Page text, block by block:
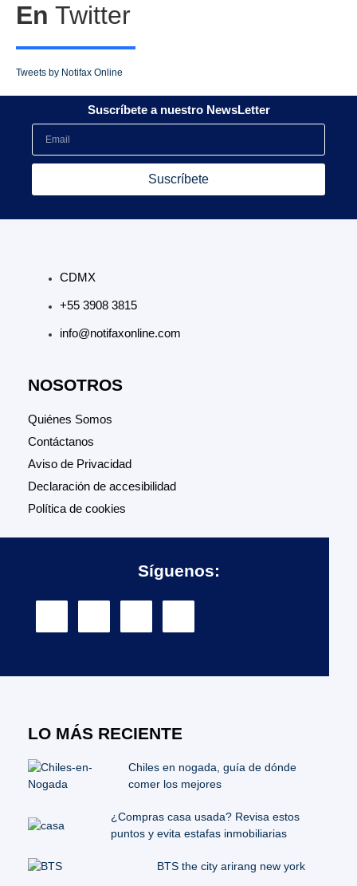
En Twitter
Tweets by Notifax Online
Suscríbete a nuestro NewsLetter
Suscríbete
CDMX
+55 3908 3815
info@notifaxonline.com
NOSOTROS
Quiénes Somos
Contáctanos
Aviso de Privacidad
Declaración de accesibilidad
Política de cookies
Síguenos:
LO MÁS RECIENTE
Chiles en nogada, guía de dónde
comer los mejores
¿Compras casa usada? Revisa estos
puntos y evita estafas inmobiliarias
BTS the city arirang new york